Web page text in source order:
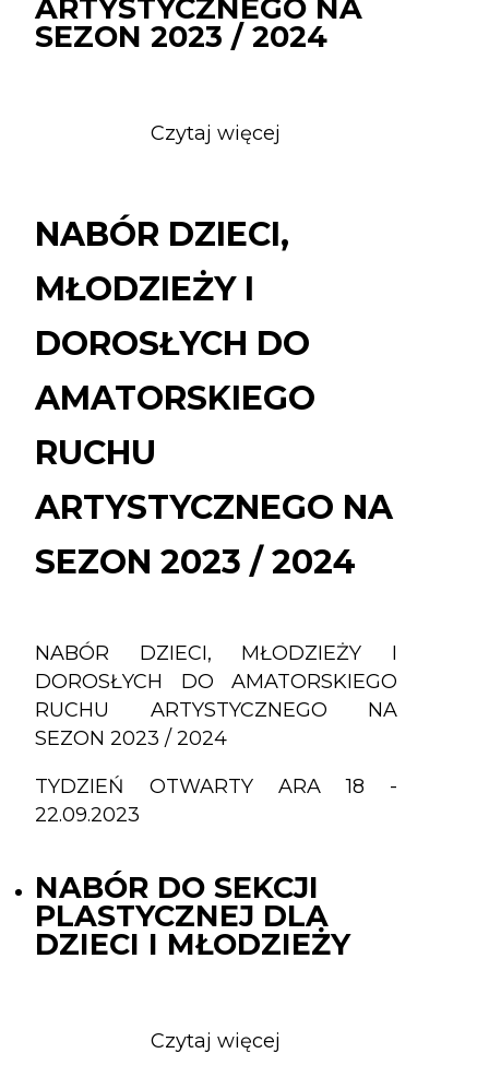
ARTYSTYCZNEGO NA
SEZON 2023 / 2024
Czytaj więcej
I
AMATORSKIEGO
RUCHU
ARTYSTYCZNEGO
NA
/
NABÓR DZIECI,
MŁODZIEŻY I
DOROSŁYCH DO
AMATORSKIEGO
RUCHU
ARTYSTYCZNEGO NA
SEZON 2023 / 2024
NABÓR DZIECI, MŁODZIEŻY I
DOROSŁYCH DO AMATORSKIEGO
RUCHU ARTYSTYCZNEGO NA
SEZON 2023 / 2024
TYDZIEŃ OTWARTY ARA 18 -
22.09.2023
NABÓR DO SEKCJI
PLASTYCZNEJ DLA
DZIECI I MŁODZIEŻY
Czytaj więcej